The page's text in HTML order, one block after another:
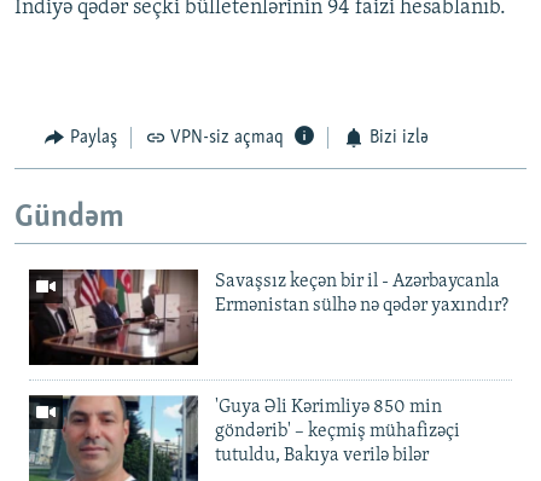
İndiyə qədər seçki bülletenlərinin 94 faizi hesablanıb.
Paylaş VPN-siz açmaq Bizi izlə
Gündəm
Savaşsız keçən bir il - Azərbaycanla
Ermənistan sülhə nə qədər yaxındır?
'Guya Əli Kərimliyə 850 min
göndərib' – keçmiş mühafizəçi
tutuldu, Bakıya verilə bilər